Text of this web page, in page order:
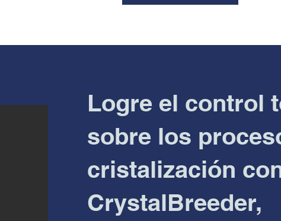
Logre el control
sobre los
cristalización
CrystalBreeder,